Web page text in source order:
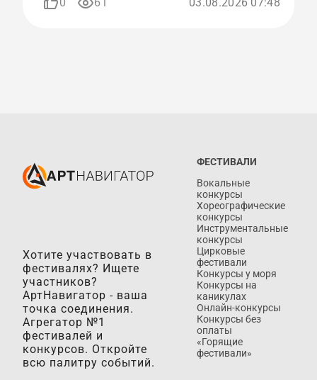
Хотите участвовать в
фестивалях? Ищете
участников?
АртНавигатор - ваша
точка соединения.
Агрегатор №1
фестивалей и
конкурсов. Откройте
всю палитру событий.
ФЕСТИВАЛИ
Вокальные
конкурсы
Хореографические
конкурсы
Инструментальные
конкурсы
Цирковые
фестивали
Конкурсы у моря
Конкурсы на
каникулах
Онлайн-конкурсы
Конкурсы без
оплаты
«Горящие
фестивали»